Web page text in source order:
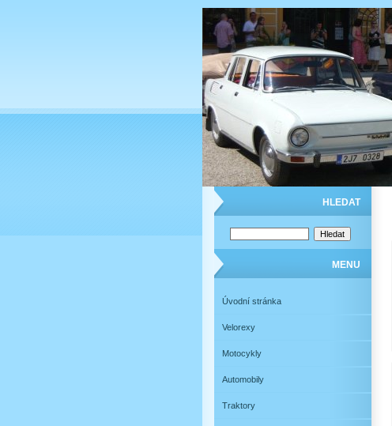
HLEDAT
MENU
Úvodní stránka
Velorexy
Motocykly
Automobily
Traktory